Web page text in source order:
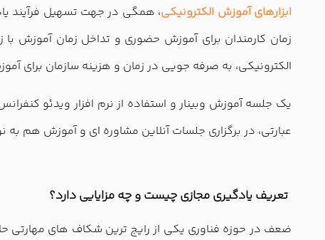
ابزارهای آموزش الکترونیکی، همگی در جهت تسهیل فرآیند
الکترونیکی، به صرفه جویی در زمان و هزینه سازمان برای
یک جلسه آموزش وبینار و استفاده از نرم افزار ویدئو
عبارتی، در برگزاری جلسات آنلاین مشاوره ای و آموزش هم
تعریف یادگیری مجازی چیست و چه مزایایی دارد؟
ضعف در حوزه فناوری یکی از رایج ترین شکاف های